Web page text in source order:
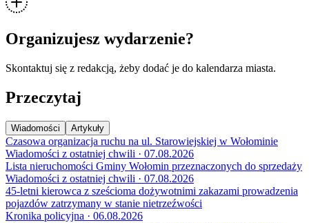
Organizujesz wydarzenie?
Skontaktuj się z redakcją, żeby dodać je do kalendarza miasta.
Przeczytaj
Wiadomości Artykuły
Czasowa organizacja ruchu na ul. Starowiejskiej w Wołominie
Wiadomości z ostatniej chwili · 07.08.2026
Lista nieruchomości Gminy Wołomin przeznaczonych do sprzedaży
Wiadomości z ostatniej chwili · 07.08.2026
45-letni kierowca z sześcioma dożywotnimi zakazami prowadzenia
pojazdów zatrzymany w stanie nietrzeźwości
Kronika policyjna · 06.08.2026